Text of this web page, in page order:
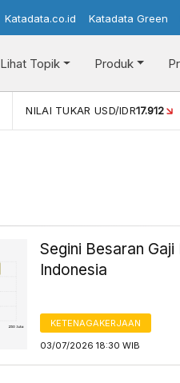
Katadata.co.id Katadata Green
Lihat Topik Produk
NILAI TUKAR USD/IDR17.912
Segini Besaran
Indonesia
KETENAGAKERJAAN
03/07/2026 18:30 WIB